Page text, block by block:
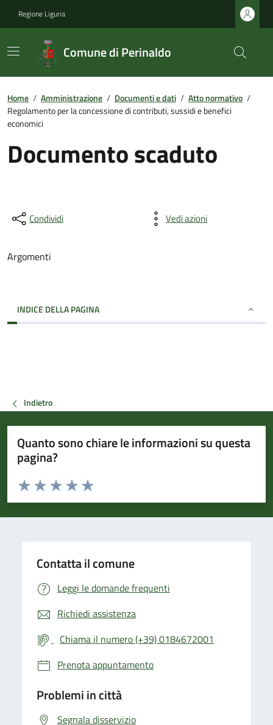
Regione Liguria
Comune di Perinaldo
Home / Amministrazione / Documenti e dati / Atto normativo /
Regolamento per la concessione di contributi, sussidi e benefici
economici
Documento scaduto
Condividi Vedi azioni
Argomenti
INDICE DELLA PAGINA
Indietro
Quanto sono chiare le informazioni su questa
pagina?
Valuta da 1 a 5 stelle la pagina
Valuta 5 stelle su 5
Valuta 4 stelle su 5
Valuta 3 stelle su 5
Valuta 2 stelle su 5
Valuta 1 stelle su 5
Contatta il comune
Leggi le domande frequenti
Richiedi assistenza
Chiama il numero (+39) 0184672001
Prenota appuntamento
Problemi in città
Segnala disservizio